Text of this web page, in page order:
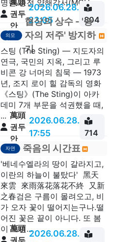
명한 종전 양해각서(MOU...
萬頭
권두
안
2026.06.28.
23:05
804
생각
의모
형
협상의 상수 - '승
자의 저주' 방지하
기
스팅 (The Sting) — 지도자의
연극, 국민의 지옥, 그리고 루
비콘 강 너머의 침묵 — 1973
년, 조지 로이 힐 감독의 영화
《스팅》(The Sting)이 아카
데미 7개 부문을 석권했을 때,
... 萬頭
권두
안
2026.06.28.
17:55
714
자연 죽음의 시간표
'베네수엘라의 땅이 갈라지고,
이란의 하늘이 불탔다' 黑天
來雲 來雨落花落花不終 又新
之春검은 구름이 몰려오고, 비
가 오자 꽃이 떨어지는구나.떨
어진 꽃은 끝이 아니다. 또 봄
이 오면...
萬頭 2026.06.28.